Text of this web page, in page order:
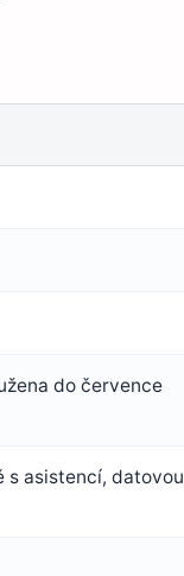
do července
s asistencí, datovou